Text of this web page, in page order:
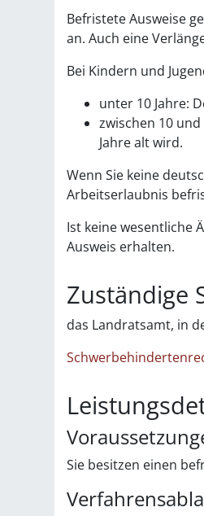
Befristete Ausweise
an. Auch eine
Bei Kindern und
unter 10 Jahre:
zwischen 10
Jahre alt wird.
Wenn Sie keine
Arbeitserlaubnis
Ist keine wesentliche
Ausweis erhalten.
Zuständige
das Landratsamt, in
Sie besitzen einen